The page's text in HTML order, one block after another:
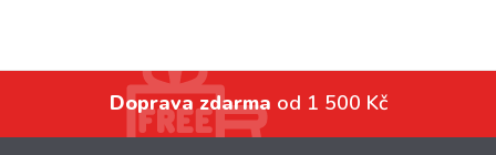
Doprava zdarma od 1 500 Kč